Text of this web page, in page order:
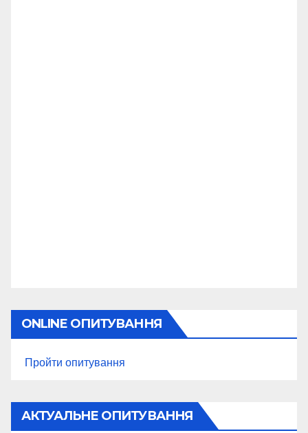
ONLINE ОПИТУВАННЯ
Пройти опитування
АКТУАЛЬНЕ ОПИТУВАННЯ